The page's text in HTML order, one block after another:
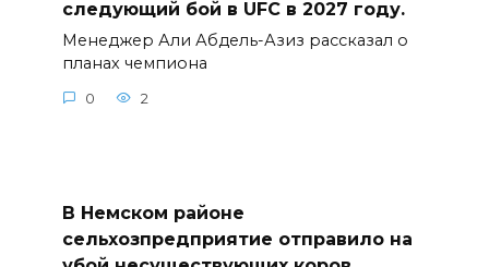
следующий бой в UFC в 2027 году.
Менеджер Али Абдель-Азиз рассказал о
планах чемпиона
0 2
В Немском районе
сельхозпредприятие отправило на